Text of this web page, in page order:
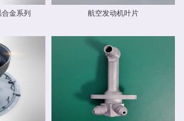
金系列 航空发动机叶片